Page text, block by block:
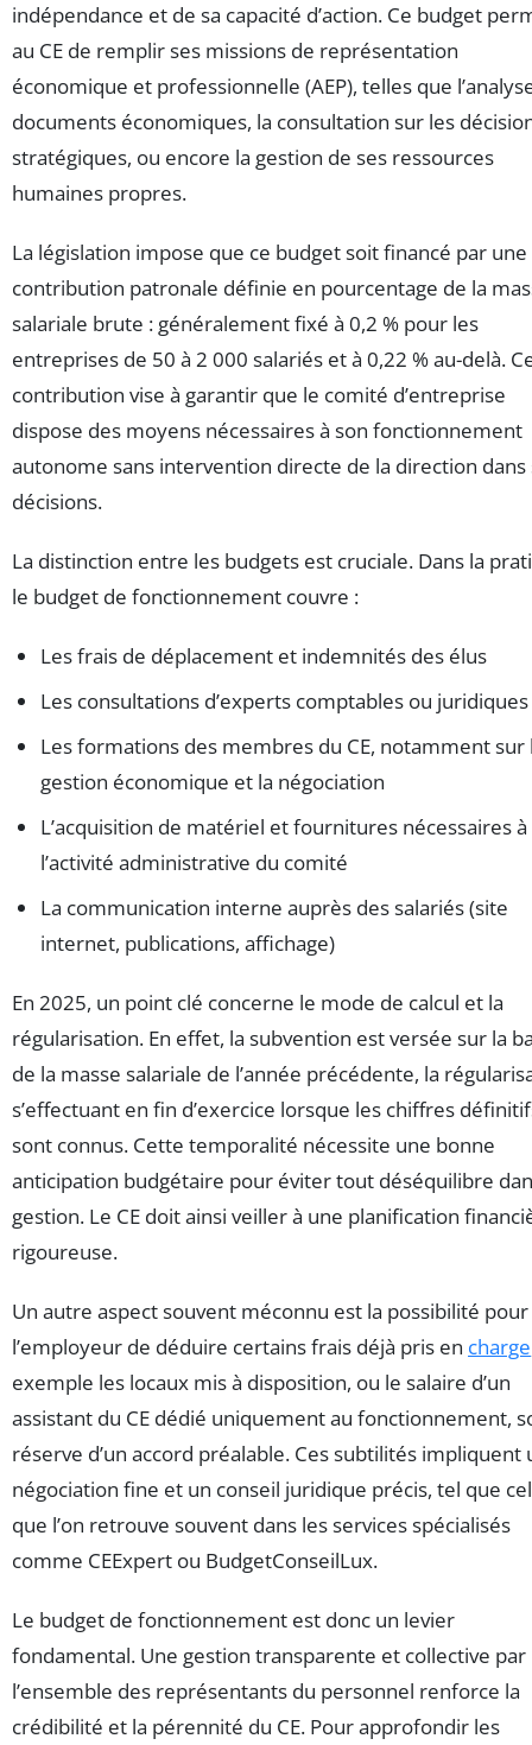
indépendance et de sa capacité d’action. Ce budget
au CE de remplir ses missions de représentation
économique et professionnelle (AEP), telles que
documents économiques, la consultation sur les
stratégiques, ou encore la gestion de ses ressources
humaines propres.
La législation impose que ce budget soit financé par une
contribution patronale définie en pourcentage de la
salariale brute : généralement fixé à 0,2 % pour les
entreprises de 50 à 2 000 salariés et à 0,22 % au-delà.
contribution vise à garantir que le comité d’entreprise
dispose des moyens nécessaires à son fonctionnement
autonome sans intervention directe de la direction dans
décisions.
La distinction entre les budgets est cruciale. Dans la
le budget de fonctionnement couvre :
Les frais de déplacement et indemnités des élus
Les consultations d’experts comptables ou juridiques
Les formations des membres du CE, notamment sur
gestion économique et la négociation
L’acquisition de matériel et fournitures nécessaires à
l’activité administrative du comité
La communication interne auprès des salariés (site
internet, publications, affichage)
En 2025, un point clé concerne le mode de calcul et la
régularisation. En effet, la subvention est versée sur la
de la masse salariale de l’année précédente, la
s’effectuant en fin d’exercice lorsque les chiffres
sont connus. Cette temporalité nécessite une bonne
anticipation budgétaire pour éviter tout déséquilibre
gestion. Le CE doit ainsi veiller à une planification
rigoureuse.
Un autre aspect souvent méconnu est la possibilité pour
l’employeur de déduire certains frais déjà pris en charge
exemple les locaux mis à disposition, ou le salaire d’un
assistant du CE dédié uniquement au fonctionnement,
réserve d’un accord préalable. Ces subtilités impliquent
négociation fine et un conseil juridique précis, tel que
que l’on retrouve souvent dans les services spécialisés
comme CEExpert ou BudgetConseilLux.
Le budget de fonctionnement est donc un levier
fondamental. Une gestion transparente et collective par
l’ensemble des représentants du personnel renforce la
crédibilité et la pérennité du CE. Pour approfondir les